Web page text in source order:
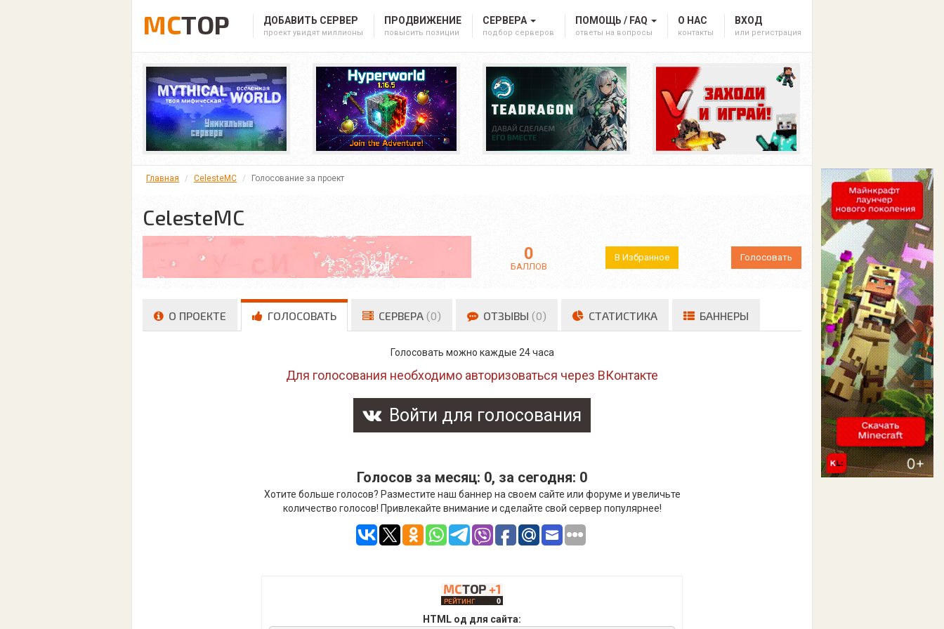
MCTOP ДОБАВИТЬ СЕРВЕР
проект увидят миллионы
ПРОДВИЖЕНИЕ
повысить позиции
СЕРВЕРА
подбор серверов
ПОМОЩЬ / FAQ
ответы на вопросы
О НАС
контакты
ВХОД
или регистрация
Главная CelesteMC Голосование за проект
CelesteMC
0
БАЛЛОВ
В Избранное Голосовать
О ПРОЕКТЕ ГОЛОСОВАТЬ СЕРВЕРА (0) ОТЗЫВЫ (0) СТАТИСТИКА БАННЕРЫ
Голосовать можно каждые 24 часа
Для голосования необходимо авторизоваться через ВКонтакте
Войти для голосования
Голосов за месяц: 0, за сегодня: 0
Хотите больше голосов? Разместите наш баннер на своем сайте или форуме и увеличьте
количество голосов! Привлекайте внимание и сделайте свой сервер популярнее!
HTML од для сайта: